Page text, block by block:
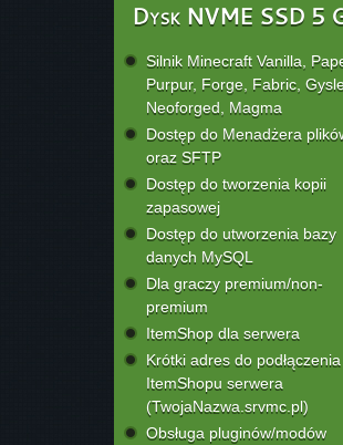
Dysk NVME SSD 5
Silnik Minecraft Vanilla,
Purpur, Forge, Fabric,
Neoforged, Magma
Dostęp do Menadżera
oraz SFTP
Dostęp do tworzenia kopii
zapasowej
Dostęp do utworzenia bazy
danych MySQL
Dla graczy premium/non-
premium
ItemShop dla serwera
Krótki adres do
ItemShopu serwera
(TwojaNazwa.srvmc.pl)
Obsługa pluginów/modów